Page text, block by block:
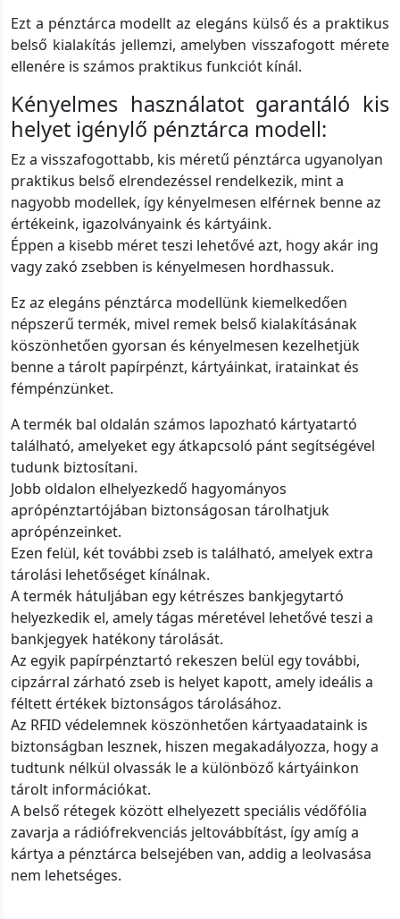
Ezt a pénztárca modellt az elegáns külső és a praktikus
belső kialakítás jellemzi, amelyben visszafogott mérete
ellenére is számos praktikus funkciót kínál.
Kényelmes használatot garantáló kis
helyet igénylő pénztárca modell:
Ez a visszafogottabb, kis méretű pénztárca ugyanolyan
praktikus belső elrendezéssel rendelkezik, mint a
nagyobb modellek, így kényelmesen elférnek benne az
értékeink, igazolványaink és kártyáink.
Éppen a kisebb méret teszi lehetővé azt, hogy akár ing
vagy zakó zsebben is kényelmesen hordhassuk.
Ez az elegáns pénztárca modellünk kiemelkedően
népszerű termék, mivel remek belső kialakításának
köszönhetően gyorsan és kényelmesen kezelhetjük
benne a tárolt papírpénzt, kártyáinkat, iratainkat és
fémpénzünket.
A termék bal oldalán számos lapozható kártyatartó
található, amelyeket egy átkapcsoló pánt segítségével
tudunk biztosítani.
Jobb oldalon elhelyezkedő hagyományos
aprópénztartójában biztonságosan tárolhatjuk
aprópénzeinket.
Ezen felül, két további zseb is található, amelyek extra
tárolási lehetőséget kínálnak.
A termék hátuljában egy kétrészes bankjegytartó
helyezkedik el, amely tágas méretével lehetővé teszi a
bankjegyek hatékony tárolását.
Az egyik papírpénztartó rekeszen belül egy további,
cipzárral zárható zseb is helyet kapott, amely ideális a
féltett értékek biztonságos tárolásához.
Az RFID védelemnek köszönhetően kártyaadataink is
biztonságban lesznek, hiszen megakadályozza, hogy a
tudtunk nélkül olvassák le a különböző kártyáinkon
tárolt információkat.
A belső rétegek között elhelyezett speciális védőfólia
zavarja a rádiófrekvenciás jeltovábbítást, így amíg a
kártya a pénztárca belsejében van, addig a leolvasása
nem lehetséges.